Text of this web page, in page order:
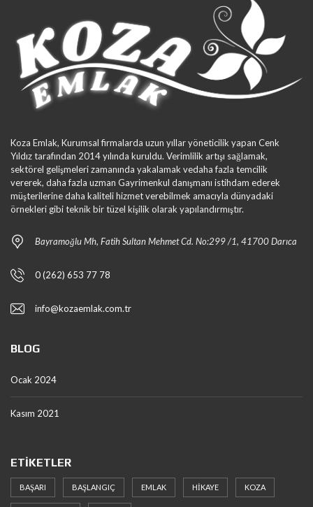
Koza Emlak, Kurumsal firmalarda uzun yıllar yöneticilik yapan Cenk
Yıldız tarafından 2014 yılında kuruldu. Verimlilik artışı sağlamak,
sektörel gelişmeleri zamanında yakalamak vedaha fazla temcilik
vererek, daha fazla uzman Gayrimenkul danışmanı istihdam ederek
müşterilerine daha kaliteli hizmet verebilmek amacıyla dünyadaki
örnekleri gibi teknik bir tüzel kişilik olarak yapılandırmıştır.
Bayramoğlu Mh, Fatih Sultan Mehmet Cd. No:299 /1, 41700 Darıca
0 (262) 653 77 78
info@kozaemlak.com.tr
BLOG
Ocak 2024
Kasım 2021
ETIKETLER
BAŞARI BAŞLANGIÇ EMLAK HIKAYE KOZA